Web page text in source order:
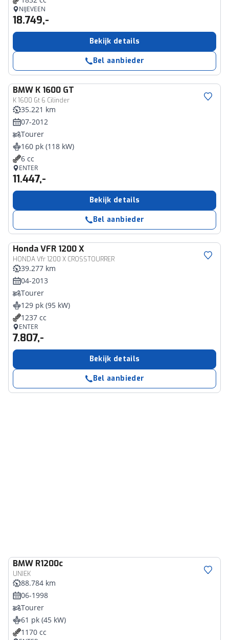
NIJEVEEN
18.749,-
Bekijk details
Bel aanbieder
BMW K 1600 GT
K 1600 Gt 6 Cilinder
35.221 km
07-2012
Tourer
160 pk (118 kW)
6 cc
ENTER
11.447,-
Bekijk details
Bel aanbieder
HondaVFR 1200 X
HONDA Vfr 1200 X CROSSTOURRER
39.277 km
04-2013
Tourer
129 pk (95 kW)
1237 cc
ENTER
7.807,-
Bekijk details
Bel aanbieder
BMW R1200c
UNIEK
88.784 km
06-1998
Tourer
61 pk (45 kW)
1170 cc